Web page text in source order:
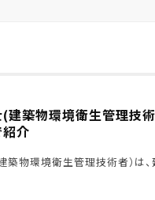
建築物環境衛生管理技
介
築物環境衛生管理技術者）